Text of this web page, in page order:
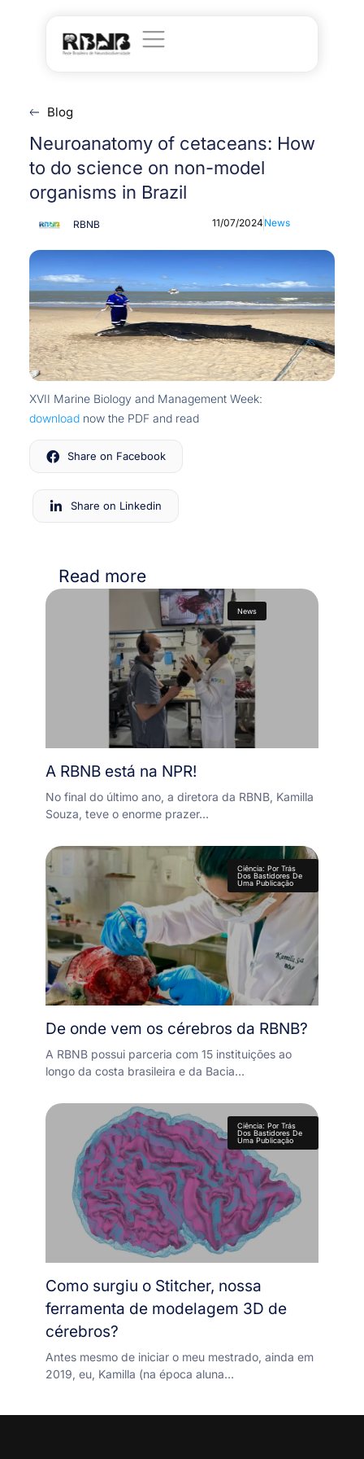
Blog
Neuroanatomy of cetaceans: How
to do science on non-model
organisms in Brazil
RBNB 11/07/2024 News
XVII Marine Biology and Management Week:
downloadnow the PDF and read
Share on Facebook
Share on Linkedin
Read more
News
A RBNB está na NPR!
No final do último ano, a diretora da RBNB, Kamilla
Souza, teve o enorme prazer…
Ciência: Por Trás
Dos Bastidores De
Uma Publicação
De onde vem os cérebros da RBNB?
A RBNB possui parceria com 15 instituições ao
longo da costa brasileira e da Bacia…
Ciência: Por Trás
Dos Bastidores De
Uma Publicação
Como surgiu o Stitcher, nossa
ferramenta de modelagem 3D de
cérebros?
Antes mesmo de iniciar o meu mestrado, ainda em
2019, eu, Kamilla (na época aluna…